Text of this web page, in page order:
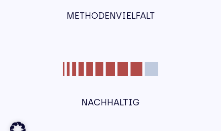
METHODENVIELFALT
NACHHALTIG